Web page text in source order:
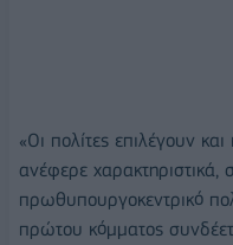
«Οι πολίτες επιλέγουν
ανέφερε χαρακτηριστικά,
πρωθυπουργοκεντρικό
πρώτου κόμματος